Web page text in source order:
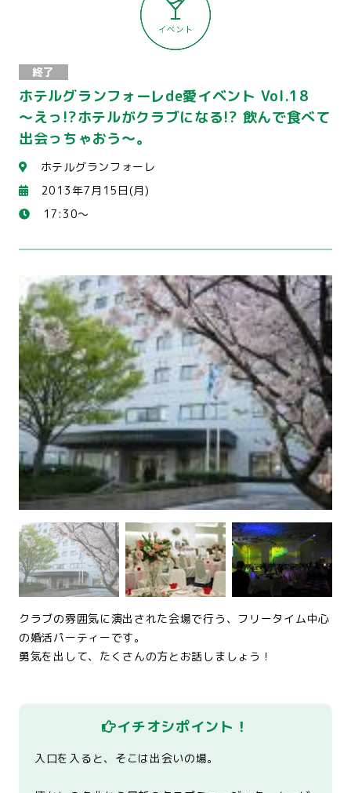
終了
ホテルグランフォーレde愛イベント Vol.18
～えっ!?ホテルがクラブになる!? 飲んで食べて
出会っちゃおう～。
ホテルグランフォーレ
2013年7月15日(月)
17:30～
クラブの雰囲気に演出された会場で行う、フリータイム中心
の婚活パーティーです。
勇気を出して、たくさんの方とお話しましょう！
イチオシポイント！
入口を入ると、そこは出会いの場。